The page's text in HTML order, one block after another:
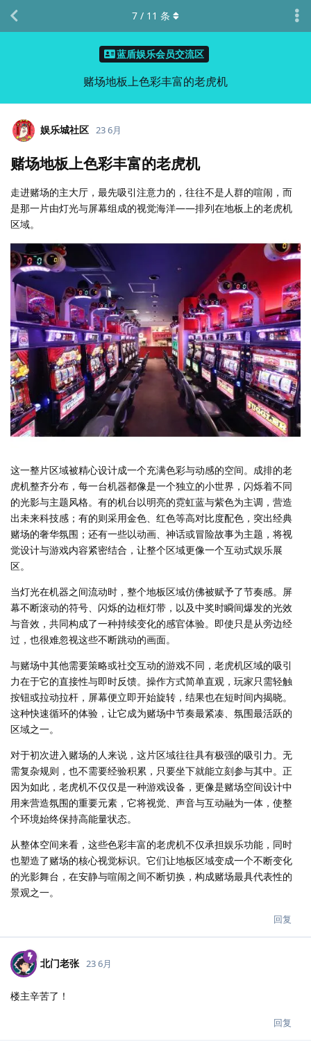
蓝盾娱乐会员交流区
赌场地板上色彩丰富的老虎机
7 / 11 条
娱乐城社区 23 6月
赌场地板上色彩丰富的老虎机
走进赌场的主大厅，最先吸引注意力的，往往不是人群的喧闹，而
是那一片由灯光与屏幕组成的视觉海洋——排列在地板上的老虎机
区域。
这一整片区域被精心设计成一个充满色彩与动感的空间。成排的老
虎机整齐分布，每一台机器都像是一个独立的小世界，闪烁着不同
的光影与主题风格。有的机台以明亮的霓虹蓝与紫色为主调，营造
出未来科技感；有的则采用金色、红色等高对比度配色，突出经典
赌场的奢华氛围；还有一些以动画、神话或冒险故事为主题，将视
觉设计与游戏内容紧密结合，让整个区域更像一个互动式娱乐展
区。
当灯光在机器之间流动时，整个地板区域仿佛被赋予了节奏感。屏
幕不断滚动的符号、闪烁的边框灯带，以及中奖时瞬间爆发的光效
与音效，共同构成了一种持续变化的感官体验。即使只是从旁边经
过，也很难忽视这些不断跳动的画面。
与赌场中其他需要策略或社交互动的游戏不同，老虎机区域的吸引
力在于它的直接性与即时反馈。操作方式简单直观，玩家只需轻触
按钮或拉动拉杆，屏幕便立即开始旋转，结果也在短时间内揭晓。
这种快速循环的体验，让它成为赌场中节奏最紧凑、氛围最活跃的
区域之一。
对于初次进入赌场的人来说，这片区域往往具有极强的吸引力。无
需复杂规则，也不需要经验积累，只要坐下就能立刻参与其中。正
因为如此，老虎机不仅仅是一种游戏设备，更像是赌场空间设计中
用来营造氛围的重要元素，它将视觉、声音与互动融为一体，使整
个环境始终保持高能量状态。
从整体空间来看，这些色彩丰富的老虎机不仅承担娱乐功能，同时
也塑造了赌场的核心视觉标识。它们让地板区域变成一个不断变化
的光影舞台，在安静与喧闹之间不断切换，构成赌场最具代表性的
景观之一。
回复
北门老张 23 6月
楼主辛苦了！
回复